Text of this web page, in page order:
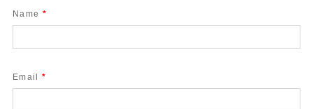
Name *
Email *